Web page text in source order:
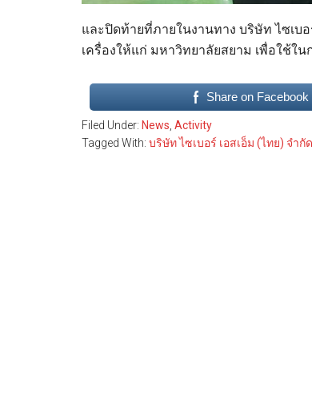
และปิดท้ายที่ภายในงานทาง บริษัท ไซเบอ
เครื่องให้แก่ มหาวิทยาลัยสยาม เพื่อใช้ใ
Share on Facebook
Filed Under: News Activity
Tagged With: บริษัท ไซเบอร์ เอสเอ็ม (ไทย) จํากัด